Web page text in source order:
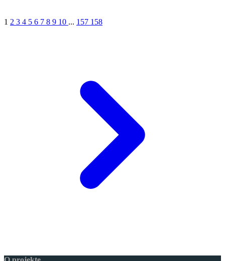
1 2 3 4 5 6 7 8 9 10 ... 157 158